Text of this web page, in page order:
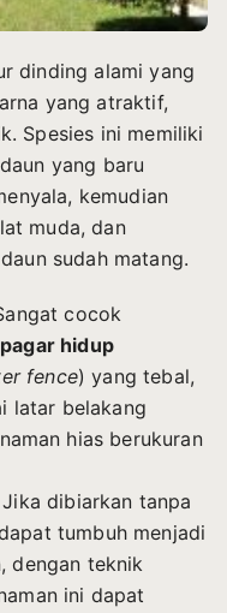
dinding alami yang
yang atraktif,
Spesies ini memiliki
yang baru
kemudian
muda, dan
sudah matang.
cocok
hidup
fence) yang tebal,
latar belakang
hias berukuran
Jika dibiarkan tanpa
tumbuh menjadi
dengan teknik
ini dapat